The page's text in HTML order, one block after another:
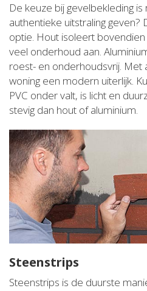
De keuze bij gevelbekleding
authentieke uitstraling geven?
optie. Hout isoleert
veel onderhoud aan.
roest- en onderhoudsvrij. Met
woning een modern uiterlijk.
PVC onder valt, is licht en
stevig dan hout of aluminium.
Steenstrips
Steenstrips is de duurste